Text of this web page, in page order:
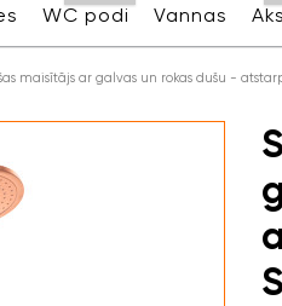
WC podi Vannas
maisītājs ar galvas un rokas dušu -